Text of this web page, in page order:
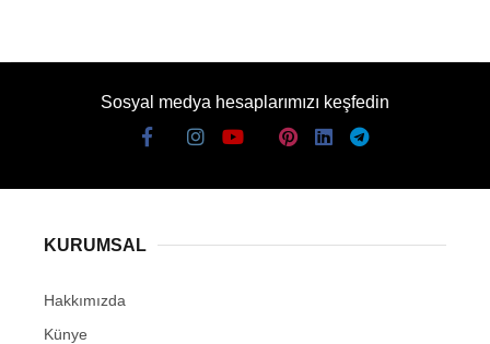
Sosyal medya hesaplarımızı keşfedin
KURUMSAL
Hakkımızda
Künye